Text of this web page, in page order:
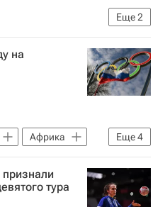
Еще2
(FIE)
на
Еще4
Африка
признали
тура